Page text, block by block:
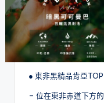
● 東非黑精品肯亞
– 位在東非赤道下方